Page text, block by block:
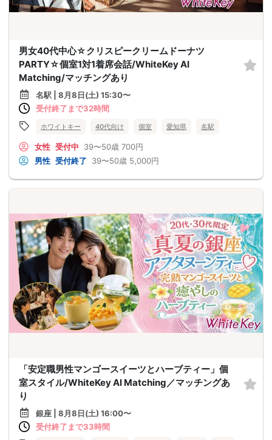
男女40代中心☆クリスピークリームドーナツ
PARTY☆個室1対1着席会話/WhiteKey AI
Matching/マッチングあり
名駅 | 8月8日(土) 15:30〜
受付終了まで32時間
ホワイトキー 40代向け 個室 愛知県 名駅
女性 受付中 39〜50歳 700円
男性 受付終了 39〜50歳 5,000円
「安定職男性マンゴースイーツとハーブティー」個
室スタイル/WhiteKey AI Matching／マッチングあ
り
銀座 | 8月8日(土) 16:00〜
受付終了まで33時間